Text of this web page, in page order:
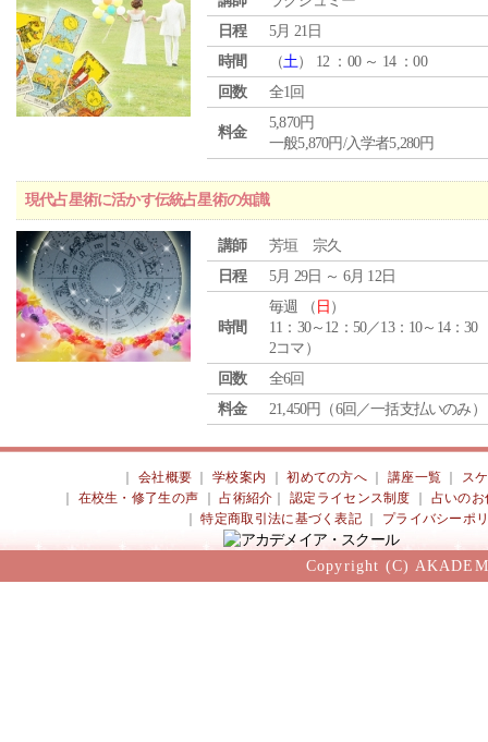
日程
5月 21日
時間
（土） 12 ：00 ～ 14 ：00
回数
全1回
料金
5,870円
一般5,870円/入学者5,280円
現代占星術に活かす伝統占星術の知識
講師
芳垣 宗久
日程
5月 29日 ～ 6月 12日
時間
毎週 （ 日 ）
11：30～12：50／13：10～14：30
2コマ）
回数
全6回
料金
21,450円（6回／一括支払いのみ）
会社概要 ｜学校案内 ｜初めての方へ 講座一覧
ス
在校生・修了生の声 ｜占術紹介 ｜認定ライセンス制度
占いのお
｜特定商取引法に基づく表記 プライバシーポ
Copyright (C)